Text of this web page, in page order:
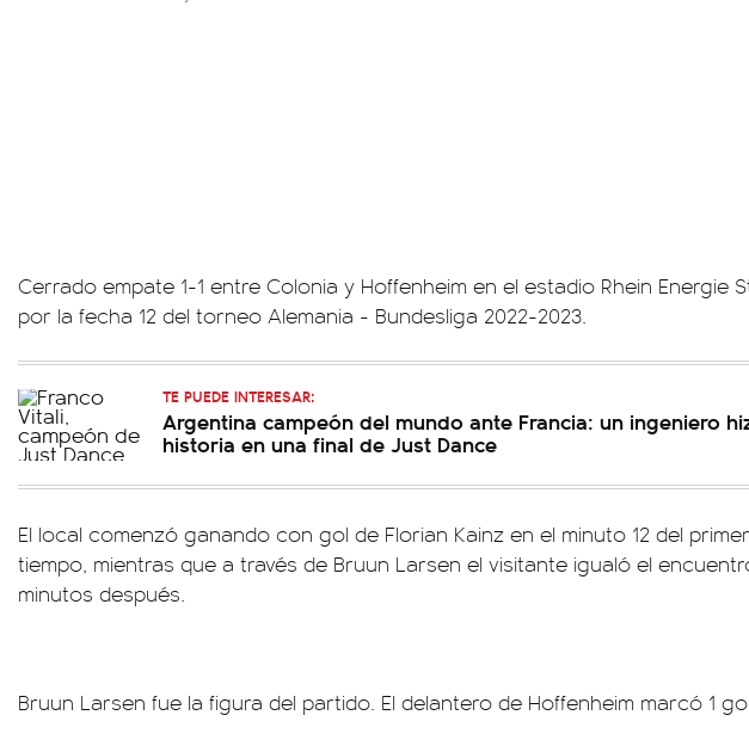
Cerrado empate 1-1 entre Colonia y Hoffenheim en el estadio Rhein Energie
por la fecha 12 del torneo Alemania - Bundesliga 2022-2023.
TE PUEDE INTERESAR:
Argentina campeón del mundo ante Francia: un ingeniero
historia en una final de Just Dance
El local comenzó ganando con gol de Florian Kainz en el minuto 12 del primer
tiempo, mientras que a través de Bruun Larsen el visitante igualó el
minutos después.
Bruun Larsen fue la figura del partido. El delantero de Hoffenheim marcó 1